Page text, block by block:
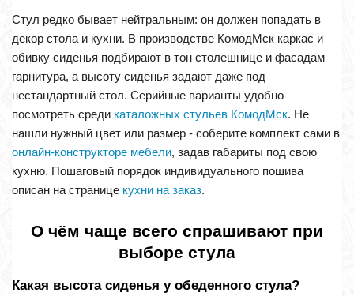
Стул редко бывает нейтральным: он должен попадать в
декор стола и кухни. В производстве КомодМск каркас и
обивку сиденья подбирают в тон столешнице и фасадам
гарнитура, а высоту сиденья задают даже под
нестандартный стол. Серийные варианты удобно
посмотреть среди каталожных стульев КомодМск. Не
нашли нужный цвет или размер - соберите комплект сами в
онлайн-конструкторе мебели, задав габариты под свою
кухню. Пошаговый порядок индивидуального пошива
описан на странице кухни на заказ.
О чём чаще всего спрашивают при
выборе стула
Какая высота сиденья у обеденного стула?